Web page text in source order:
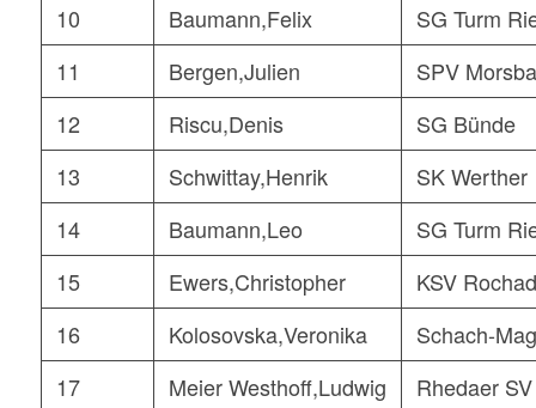
10
Baumann,Felix
SG Turm
11
Bergen,Julien
SPV
12
Riscu,Denis
SG Bünde
13
Schwittay,Henrik
SK Werther
14
Baumann,Leo
SG Turm
15
Ewers,Christopher
KSV
16
Kolosovska,Veronika
Schach-
17
Meier Westhoff,Ludwig
Rhedaer SV